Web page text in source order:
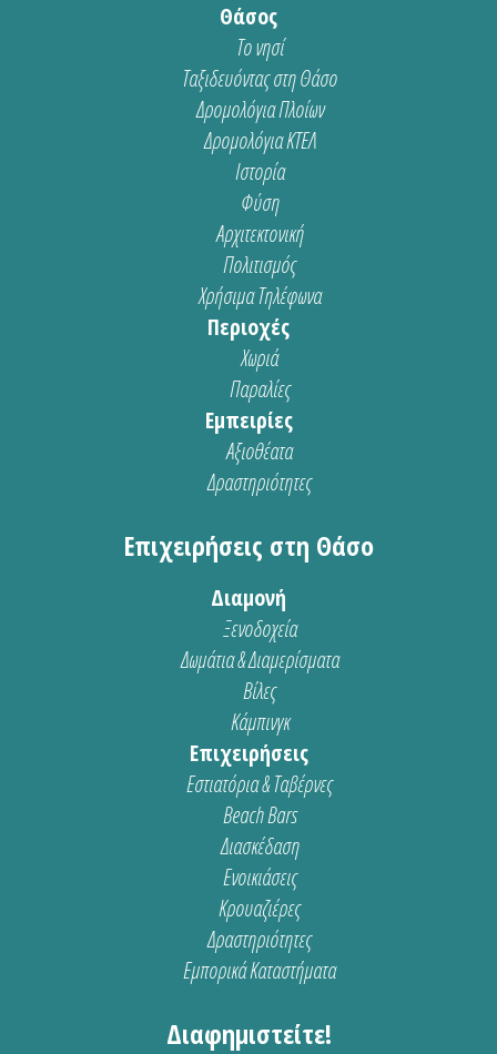
Θάσος
Το νησί
Ταξιδευόντας στη Θάσο
Δρομολόγια Πλοίων
Δρομολόγια ΚΤΕΛ
Ιστορία
Φύση
Αρχιτεκτονική
Πολιτισμός
Χρήσιμα Τηλέφωνα
Περιοχές
Χωριά
Παραλίες
Εμπειρίες
Αξιοθέατα
Δραστηριότητες
Επιχειρήσεις στη Θάσο
Διαμονή
Ξενοδοχεία
Δωμάτια & Διαμερίσματα
Βίλες
Κάμπινγκ
Επιχειρήσεις
Εστιατόρια & Ταβέρνες
Beach Bars
Διασκέδαση
Ενοικιάσεις
Κρουαζιέρες
Δραστηριότητες
Εμπορικά Καταστήματα
Διαφημιστείτε!